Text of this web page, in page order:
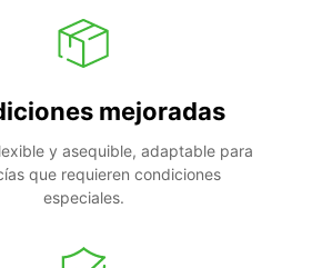
mejoradas
y asequible, adaptable para
que requieren condiciones
especiales.